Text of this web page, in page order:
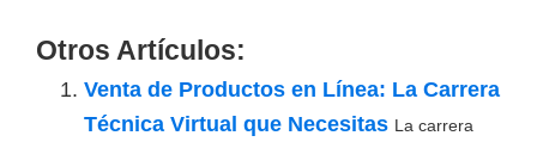
Otros Artículos:
Venta de Productos en Línea: La Carrera
Técnica Virtual que Necesitas La carrera